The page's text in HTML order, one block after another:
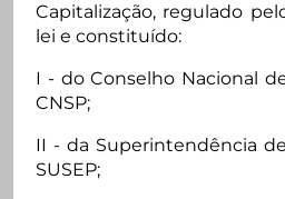
Capitalização, regulado
lei e constituído:
I - do Conselho Nacional
CNSP;
II - da Superintendência
SUSEP;